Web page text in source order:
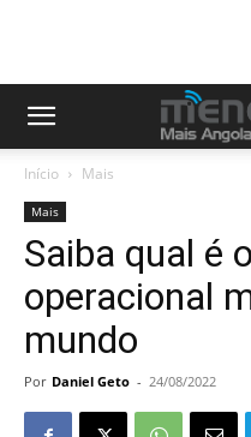
Início Mais
Mais
Saiba qual é
operacional
mundo
Por Daniel Geto - 24/08/2022